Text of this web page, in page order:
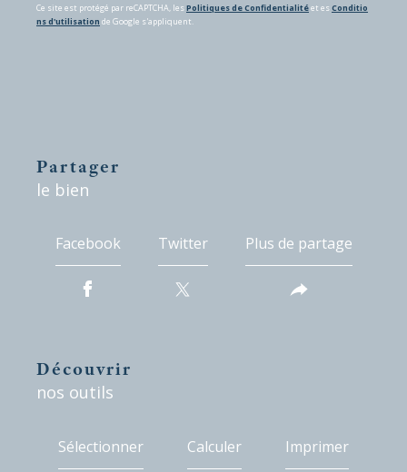
Ce site est protégé par reCAPTCHA, lesPolitiques de Confidentialitéet esConditio
ns d'utilisation de Google s'appliquent.
partager
le bien
Facebook Twitter Plus de partage
découvrir
nos outils
Sélectionner Calculer Imprimer